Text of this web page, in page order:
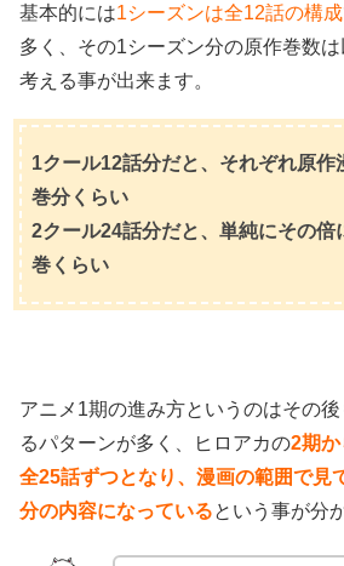
基本的には1シーズンは全12話の構成
多く、その1シーズン分の原作巻数
考える事が出来ます。
1クール12話分だと、それぞれ原作
巻分くらい
2クール24話分だと、単純にその倍
巻くらい
アニメ1期の進み方というのはその
るパターンが多く、ヒロアカの2期
全25話ずつとなり、漫画の範囲で見
分の内容になっているという事が分